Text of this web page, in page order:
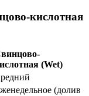
кислотная
(Wet)
(долив